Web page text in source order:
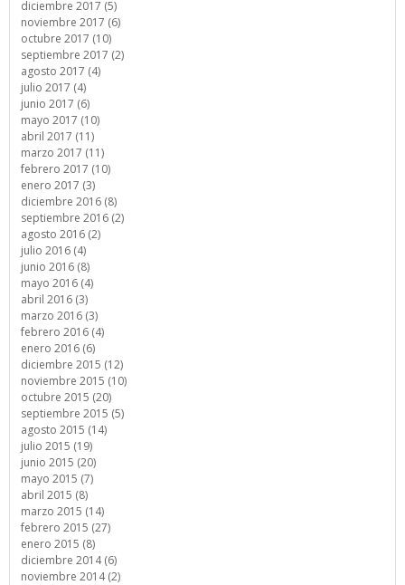
diciembre 2017 (5)
noviembre 2017 (6)
octubre 2017 (10)
septiembre 2017 (2)
agosto 2017 (4)
julio 2017 (4)
junio 2017 (6)
mayo 2017 (10)
abril 2017 (11)
marzo 2017 (11)
febrero 2017 (10)
enero 2017 (3)
diciembre 2016 (8)
septiembre 2016 (2)
agosto 2016 (2)
julio 2016 (4)
junio 2016 (8)
mayo 2016 (4)
abril 2016 (3)
marzo 2016 (3)
febrero 2016 (4)
enero 2016 (6)
diciembre 2015 (12)
noviembre 2015 (10)
octubre 2015 (20)
septiembre 2015 (5)
agosto 2015 (14)
julio 2015 (19)
junio 2015 (20)
mayo 2015 (7)
abril 2015 (8)
marzo 2015 (14)
febrero 2015 (27)
enero 2015 (8)
diciembre 2014 (6)
noviembre 2014 (2)